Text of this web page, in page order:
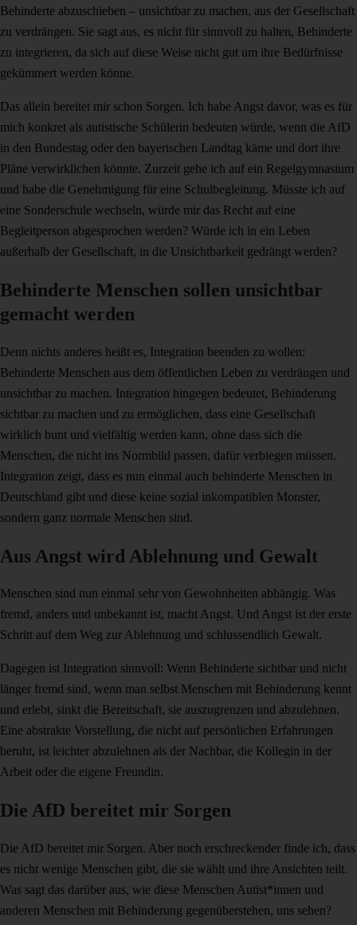
Behinderte abzuschieben – unsichtbar zu machen, aus der Gesellschaft
zu verdrängen. Sie sagt aus, es nicht für sinnvoll zu halten, Behinderte
zu integrieren, da sich auf diese Weise nicht gut um ihre Bedürfnisse
gekümmert werden könne.
Das allein bereitet mir schon Sorgen. Ich habe Angst davor, was es für
mich konkret als autistische Schülerin bedeuten würde, wenn die AfD
in den Bundestag oder den bayerischen Landtag käme und dort ihre
Pläne verwirklichen könnte. Zurzeit gehe ich auf ein Regelgymnasium
und habe die Genehmigung für eine Schulbegleitung. Müsste ich auf
eine Sonderschule wechseln, würde mir das Recht auf eine
Begleitperson abgesprochen werden? Würde ich in ein Leben
außerhalb der Gesellschaft, in die Unsichtbarkeit gedrängt werden?
Behinderte Menschen sollen unsichtbar
gemacht werden
Denn nichts anderes heißt es, Integration beenden zu wollen:
Behinderte Menschen aus dem öffentlichen Leben zu verdrängen und
unsichtbar zu machen. Integration hingegen bedeutet, Behinderung
sichtbar zu machen und zu ermöglichen, dass eine Gesellschaft
wirklich bunt und vielfältig werden kann, ohne dass sich die
Menschen, die nicht ins Normbild passen, dafür verbiegen müssen.
Integration zeigt, dass es nun einmal auch behinderte Menschen in
Deutschland gibt und diese keine sozial inkompatiblen Monster,
sondern ganz normale Menschen sind.
Aus Angst wird Ablehnung und Gewalt
Menschen sind nun einmal sehr von Gewohnheiten abhängig. Was
fremd, anders und unbekannt ist, macht Angst. Und Angst ist der erste
Schritt auf dem Weg zur Ablehnung und schlussendlich Gewalt.
Dagegen ist Integration sinnvoll: Wenn Behinderte sichtbar und nicht
länger fremd sind, wenn man selbst Menschen mit Behinderung kennt
und erlebt, sinkt die Bereitschaft, sie auszugrenzen und abzulehnen.
Eine abstrakte Vorstellung, die nicht auf persönlichen Erfahrungen
beruht, ist leichter abzulehnen als der Nachbar, die Kollegin in der
Arbeit oder die eigene Freundin.
Die AfD bereitet mir Sorgen
Die AfD bereitet mir Sorgen. Aber noch erschreckender finde ich, dass
es nicht wenige Menschen gibt, die sie wählt und ihre Ansichten teilt.
Was sagt das darüber aus, wie diese Menschen Autist*innen und
anderen Menschen mit Behinderung gegenüberstehen, uns sehen?